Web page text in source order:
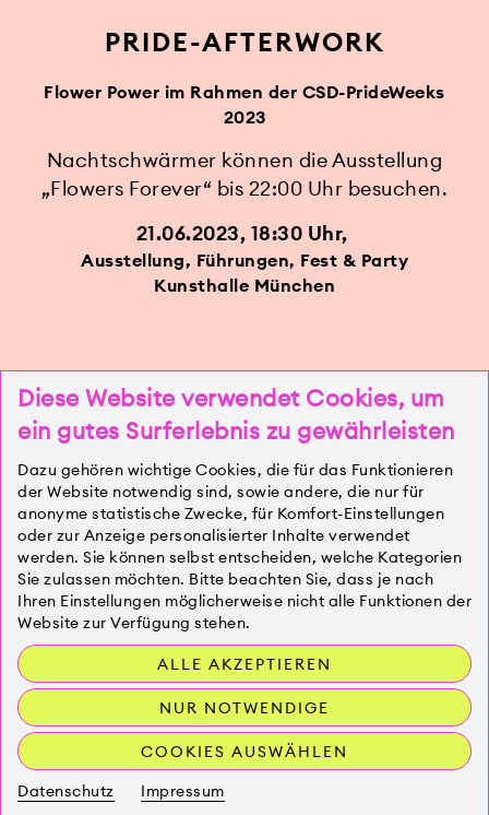
PRIDE-AFTERWORK
Flower Power im Rahmen der CSD-PrideWeeks
2023
Nachtschwärmer können die Ausstellung
„Flowers Forever“ bis 22:00 Uhr besuchen.
21.06.2023, 18:30 Uhr
Ausstellung, Führungen, Fest & Party
Kunsthalle München
DIVERSITY-
THEMENFÜHRUNG
durch die Ausstellung „Flowers Forever“
Themen wie kulturelle Vielfalt,
Geschlechtsidentität und (soziale) Herkunft
stehen im Fokus.
Ausstellung, Führungen
Kunsthalle München
Diese Website verwendet Cookies, um
ein gutes Surferlebnis zu gewährleisten
Dazu gehören wichtige Cookies, die für das Funktionieren
der Website notwendig sind, sowie andere, die nur für
anonyme statistische Zwecke, für Komfort-Einstellungen
oder zur Anzeige personalisierter Inhalte verwendet
werden. Sie können selbst entscheiden, welche Kategorien
Sie zulassen möchten. Bitte beachten Sie, dass je nach
Ihren Einstellungen möglicherweise nicht alle Funktionen der
Website zur Verfügung stehen.
ALLE AKZEPTIEREN
NUR NOTWENDIGE
COOKIES AUSWÄHLEN
Datenschutz Impressum